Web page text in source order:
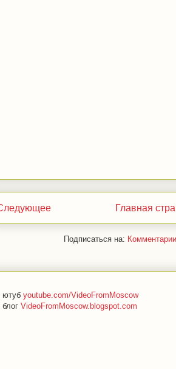
Главная
Подписаться на:
ютуб youtube.com/VideoFromMoscow
VideoFromMoscow.blogspot.com